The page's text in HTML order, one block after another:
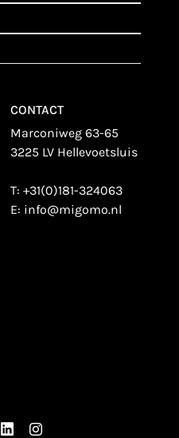
CONTACT
Marconiweg 63-65
3225 LV Hellevoetsluis
T: +31(0)181-324063
E: info@migomo.nl